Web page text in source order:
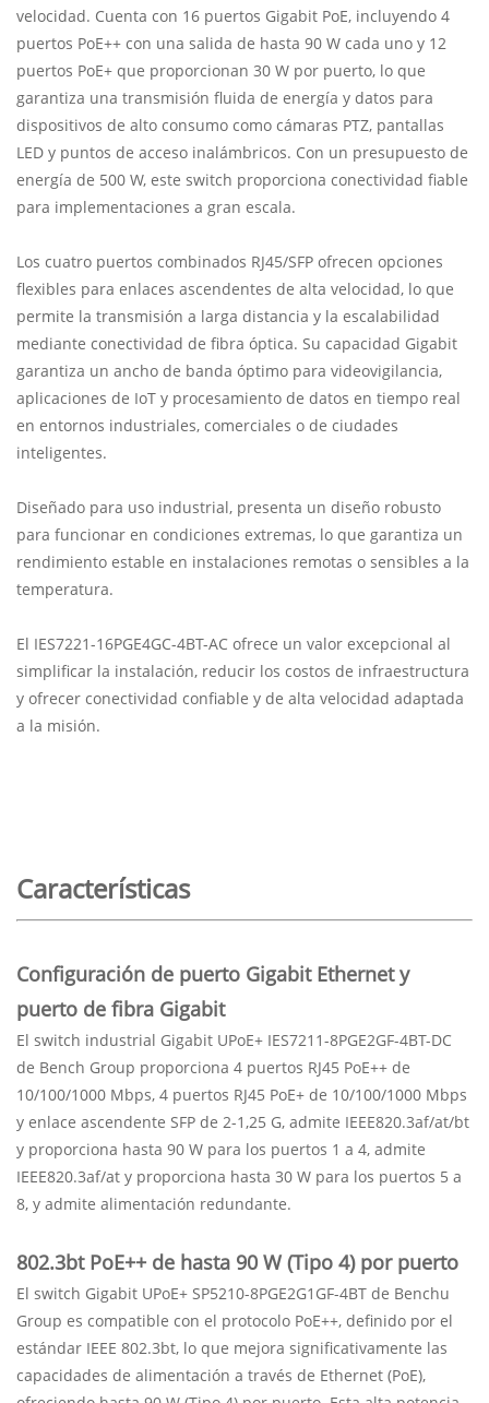
velocidad. Cuenta con 16 puertos Gigabit PoE, incluyendo 4
puertos PoE++ con una salida de hasta 90 W cada uno y 12
puertos PoE+ que proporcionan 30 W por puerto, lo que
garantiza una transmisión fluida de energía y datos para
dispositivos de alto consumo como cámaras PTZ, pantallas
LED y puntos de acceso inalámbricos. Con un presupuesto de
energía de 500 W, este switch proporciona conectividad fiable
para implementaciones a gran escala.
Los cuatro puertos combinados RJ45/SFP ofrecen opciones
flexibles para enlaces ascendentes de alta velocidad, lo que
permite la transmisión a larga distancia y la escalabilidad
mediante conectividad de fibra óptica. Su capacidad Gigabit
garantiza un ancho de banda óptimo para videovigilancia,
aplicaciones de IoT y procesamiento de datos en tiempo real
en entornos industriales, comerciales o de ciudades
inteligentes.
Diseñado para uso industrial, presenta un diseño robusto
para funcionar en condiciones extremas, lo que garantiza un
rendimiento estable en instalaciones remotas o sensibles a la
temperatura.
El IES7221-16PGE4GC-4BT-AC ofrece un valor excepcional al
simplificar la instalación, reducir los costos de infraestructura
y ofrecer conectividad confiable y de alta velocidad adaptada
a la misión.
Características
Configuración de puerto Gigabit Ethernet y
puerto de fibra Gigabit
El switch industrial Gigabit UPoE+ IES7211-8PGE2GF-4BT-DC
de Bench Group proporciona 4 puertos RJ45 PoE++ de
10/100/1000 Mbps, 4 puertos RJ45 PoE+ de 10/100/1000 Mbps
y enlace ascendente SFP de 2-1,25 G, admite IEEE820.3af/at/bt
y proporciona hasta 90 W para los puertos 1 a 4, admite
IEEE820.3af/at y proporciona hasta 30 W para los puertos 5 a
8, y admite alimentación redundante.
802.3bt PoE++ de hasta 90 W (Tipo 4) por puerto
El switch Gigabit UPoE+ SP5210-8PGE2G1GF-4BT de Benchu ​​
Group es compatible con el protocolo PoE++, definido por el
estándar IEEE 802.3bt, lo que mejora significativamente las
capacidades de alimentación a través de Ethernet (PoE),